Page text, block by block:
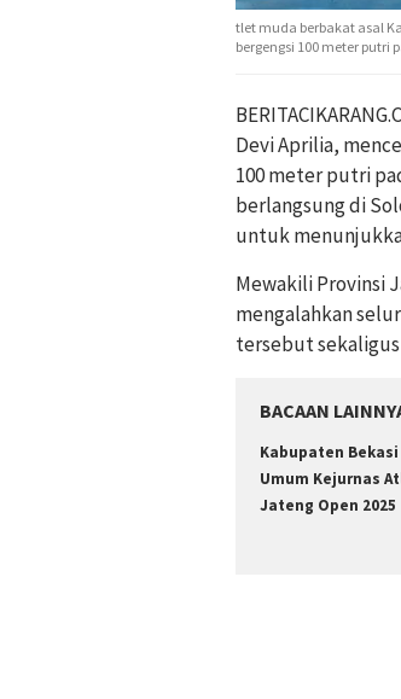
tlet muda berbakat asal
bergengsi 100 meter putri
Devi Aprilia,
100 meter putri
berlangsung di
untuk
Mewakili Provinsi
mengalahkan
tersebut
BACAAN
Kabupaten
Umum Kejurnas
Jateng Open 2025